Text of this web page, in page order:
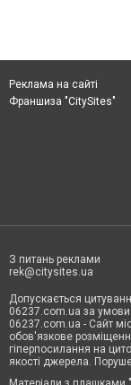
Реклама на сайті
Франшиза "CitySites"
З питань реклами
rek@citysites.ua
Допускається
06237.com.ua за умови
06237.com.ua - Сайт
обов'язкове
гіперпосилання на
якості джерела.